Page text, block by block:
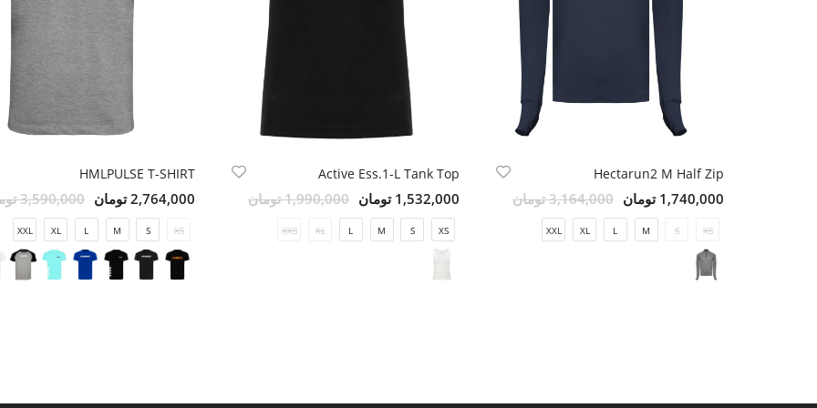
Hectarun2 M Half Zip
1,740,000 تومان 3,164,000 تومان
XS
S
M
L
XL
XXL
Active Ess.1-L Tank Top
1,532,000 تومان 1,990,000 تومان
XS
S
M
L
XL
XXS
HMLPULSE T-SHIRT
2,764,000 تومان 3,590,000 تومان
XS
S
M
L
XL
XXL